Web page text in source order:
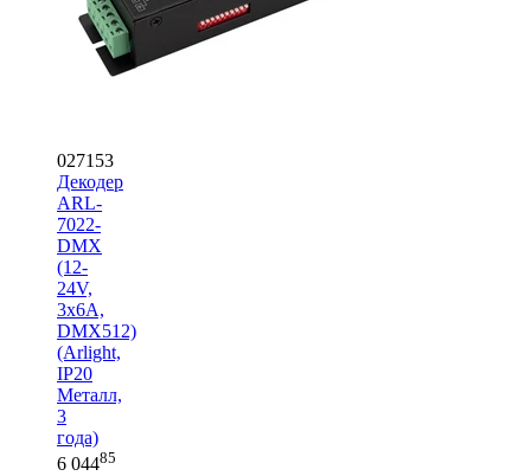
027153
Декодер
ARL-
7022-
DMX
(12-
24V,
3x6A,
DMX512)
(Arlight,
IP20
Металл,
3
года)
6 04485